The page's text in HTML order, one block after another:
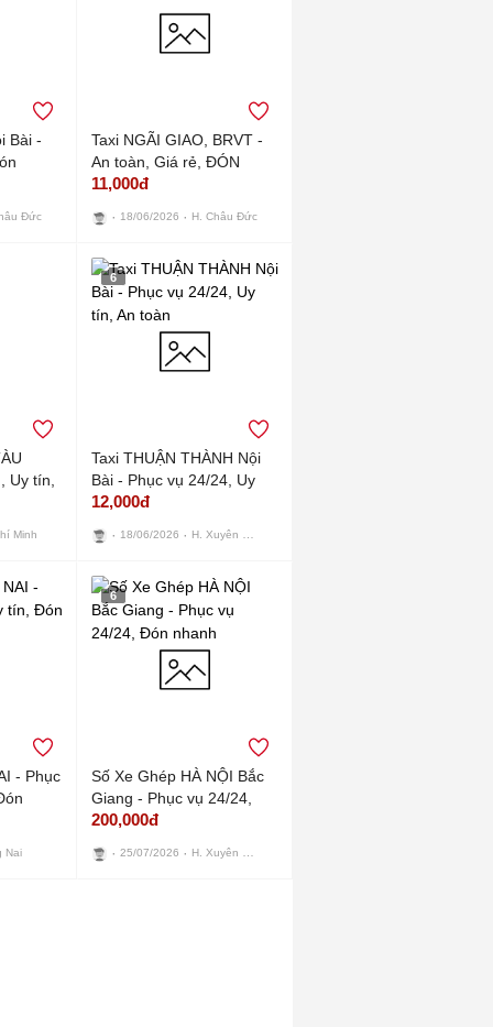
Bài -
Đức
Taxi NGÃI GIAO, BRVT -
An toàn, Giá rẻ, ĐÓN
NHANH
11,000đ
18/06/2026 H. Châu Đức
Uy tín,
Minh
6
Taxi THUẬN THÀNH Nội
Bài - Phục vụ 24/24, Uy
tín, An toàn
12,000đ
18/06/2026
- Phục
Nai
6
Số Xe Ghép HÀ NỘI Bắc
Giang - Phục vụ 24/24,
Đón nhanh
200,000đ
25/07/2026